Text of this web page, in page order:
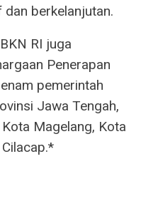
berkelanjutan.
RI juga
Penerapan
pemerintah
Jawa Tengah,
Magelang, Kota